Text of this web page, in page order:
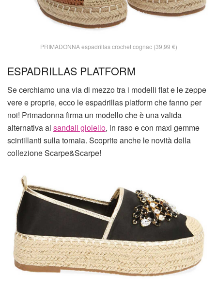
PRIMADONNA espadrillas crochet cognac (39,99 €)
ESPADRILLAS PLATFORM
Se cerchiamo una via di mezzo tra i modelli flat e le zeppe
vere e proprie, ecco le espadrillas platform che fanno per
noi! Primadonna firma un modello che è una valida
alternativa ai sandali gioiello, in raso e con maxi gemme
scintillanti sulla tomaia. Scoprite anche le novità della
collezione Scarpe&Scarpe!